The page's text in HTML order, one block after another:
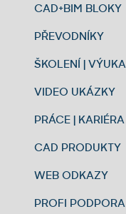
CAD+BIM BLOKY
PŘEVODNÍKY
ŠKOLENÍ | VÝUKA
VIDEO UKÁZKY
PRÁCE | KARIÉRA
CAD PRODUKTY
WEB ODKAZY
PROFI PODPORA